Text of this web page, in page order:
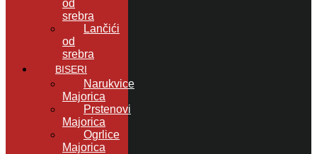
od
srebra
Lančići
od
srebra
BISERI
Narukvice
Majorica
Prstenovi
Majorica
Ogrlice
Majorica